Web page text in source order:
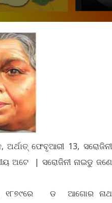
ଫେବୃଆରୀ 13, ସରୋଜିନୀ
ଅଟେ | ସରୋଜିନୀ ନାଇଡୁ ଜଣେ
୧୮୭୯ରେ ଡ ଆଗୋର ନାଥ